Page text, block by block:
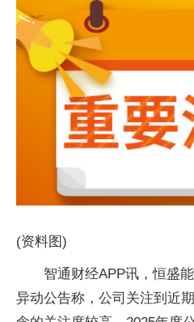
(资料图)
智通财经APP讯，恒盛
异动公告称，公司关注到近